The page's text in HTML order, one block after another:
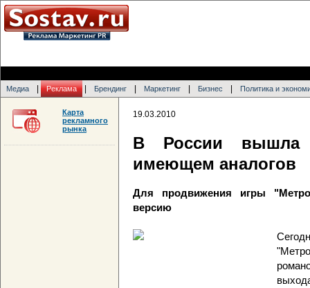
Медиа Реклама Брендинг Маркетинг Бизнес Политика и
19.03.2010
В России
имеющем аналогов
Для продвижения игры "Метро
версию
Карта
рекламного
рынка